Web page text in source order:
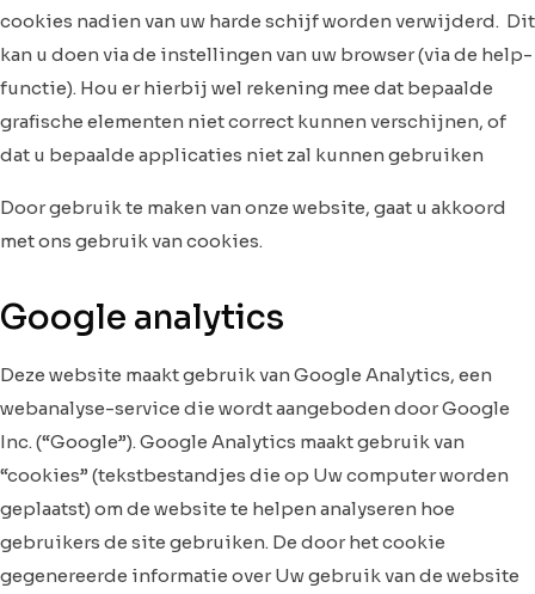
cookies nadien van uw harde schijf worden verwijderd. Dit
kan u doen via de instellingen van uw browser (via de help-
functie). Hou er hierbij wel rekening mee dat bepaalde
grafische elementen niet correct kunnen verschijnen, of
dat u bepaalde applicaties niet zal kunnen gebruiken
Door gebruik te maken van onze website, gaat u akkoord
met ons gebruik van cookies.
Google analytics
Deze website maakt gebruik van Google Analytics, een
webanalyse-service die wordt aangeboden door Google
Inc. (“Google”). Google Analytics maakt gebruik van
“cookies” (tekstbestandjes die op Uw computer worden
geplaatst) om de website te helpen analyseren hoe
gebruikers de site gebruiken. De door het cookie
gegenereerde informatie over Uw gebruik van de website